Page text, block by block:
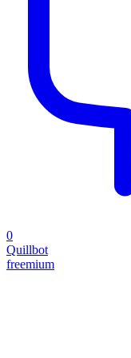
0
Quillbot
freemium